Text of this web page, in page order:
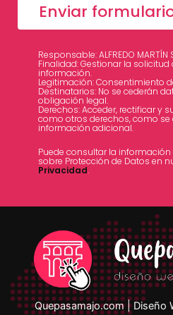
Enviar
Responsable: ALFREDO MARTÍN
Finalidad: Gestionar la
información.
Legitimación: Consentimiento
Destinatarios: No se cederán
obligación legal.
Derechos: Acceder, rectificar y
como otros derechos, como se
información adicional.
Puede consultar la
sobre Protección de Datos en
Privacidad.
Quepasamajo.com | Diseño